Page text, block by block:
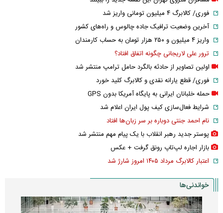
فوری/ کالابرگ ۴ میلیون تومانی واریز شد
آخرین وضعیت ترافیک جاده چالوس و راه‌های کشور
واریز ۴ میلیون و ۲۵۰ هزار تومان به حساب کارمندان
ترور علی لاریجانی چگونه اتفاق افتاد؟
اولین تصاویر از حادثه بالگرد حامل ترامپ منتشر شد
فوری/ قطع یارانه نقدی و کالابرگ کلید خورد
حمله خلبانان ایرانی به پایگاه آمریکا بدون GPS
شرایط فعال‌سازی کیف پول ایران اعلام شد
نام احمد جنتی دوباره بر سر زبان‌ها افتاد
پوستر جدید رهبر انقلاب با یک پیام مهم منتشر شد
بازار اجاره لپ‌تاپ رونق گرفت + عکس
اعتبار کالابرگ مرداد ۱۴۰۵ امروز شارژ شد
خواندنی‌ها